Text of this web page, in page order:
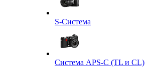
S-Система
Система APS-C (TL и CL)